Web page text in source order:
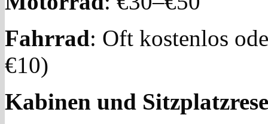
Fahrrad: Oft kostenlos
€10)
Kabinen und